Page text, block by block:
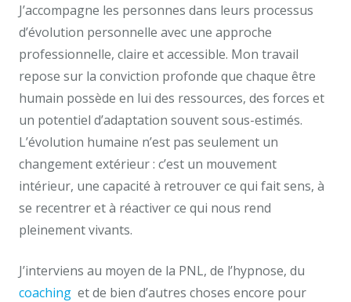
J’accompagne les personnes dans leurs processus
d’évolution personnelle avec une approche
professionnelle, claire et accessible. Mon travail
repose sur la conviction profonde que chaque être
humain possède en lui des ressources, des forces et
un potentiel d’adaptation souvent sous-estimés.
L’évolution humaine n’est pas seulement un
changement extérieur : c’est un mouvement
intérieur, une capacité à retrouver ce qui fait sens, à
se recentrer et à réactiver ce qui nous rend
pleinement vivants.
J’interviens au moyen de la PNL, de l’hypnose, du
coaching et de bien d’autres choses encore pour